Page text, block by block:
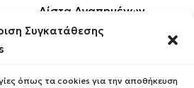
Συγκατάθεσης
όπως τα cookies για την αποθήκευση
Λίστα Αγαπημένων
Οι Παραγγελίες σου
Κέρδισε Κουπόνι